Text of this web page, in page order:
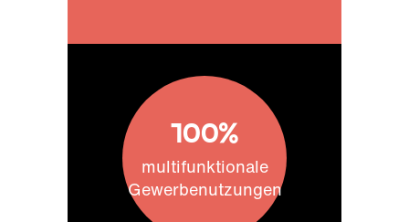
100%
multifunktionale
Gewerbenutzungen